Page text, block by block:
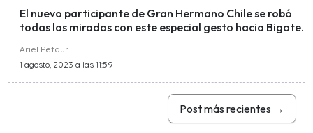
El nuevo participante de Gran Hermano Chile se robó
todas las miradas con este especial gesto hacia Bigote.
Ariel Pefaur
1 agosto, 2023 a las 11:59
Post más recientes →